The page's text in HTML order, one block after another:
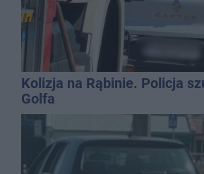
Kolizja na Rąbinie. Policja
Golfa